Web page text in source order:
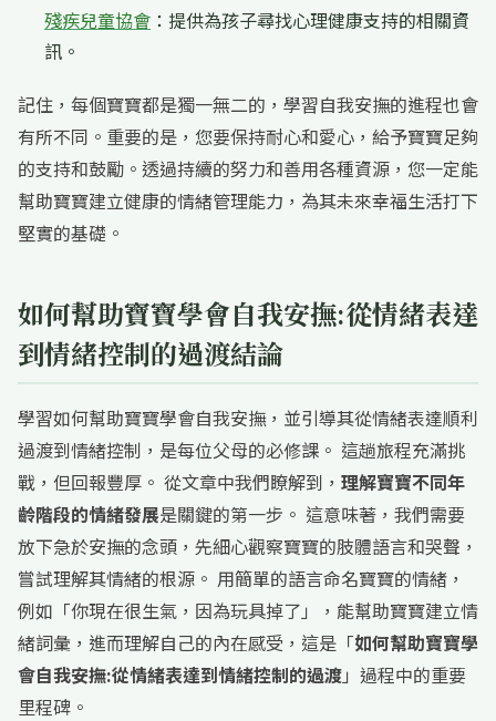
殘疾兒童協會 ：提供為孩子尋找心理健康支持的相關資
訊。
記住，每個寶寶都是獨一無二的，學習自我安撫的進程也會
有所不同。重要的是，您要保持耐心和愛心，給予寶寶足夠
的支持和鼓勵。透過持續的努力和善用各種資源，您一定能
幫助寶寶建立健康的情緒管理能力，為其未來幸福生活打下
堅實的基礎。
如何幫助寶寶學會自我安撫:從情緒表達
到情緒控制的過渡結論
學習如何幫助寶寶學會自我安撫，並引導其從情緒表達順利
過渡到情緒控制，是每位父母的必修課。 這趟旅程充滿挑
戰，但回報豐厚。 從文章中我們瞭解到， 理解寶寶不同年
齡階段的情緒發展是關鍵的第一步。 這意味著，我們需要
放下急於安撫的念頭，先細心觀察寶寶的肢體語言和哭聲，
嘗試理解其情緒的根源。 用簡單的語言命名寶寶的情緒，
例如「你現在很生氣，因為玩具掉了」，能幫助寶寶建立情
緒詞彙，進而理解自己的內在感受，這是「如何幫助寶寶學
會自我安撫:從情緒表達到情緒控制的過渡」過程中的重要
里程碑。